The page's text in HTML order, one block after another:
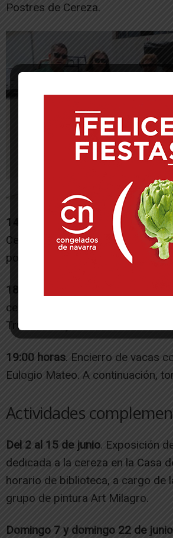
Postres de Cereza.
14:30 horas.Paellada popular en
Cereza”. Venta de tickets en el
por 5 euros.
18:30 a 22:30 horas
cereza y producto local de
Truck de Reyno Gourmet.
19:00 horas. Encierro de vacas
Eulogio Mateo. A continuación,
Actividades
Del 2 al 15 de junio. Exposición
dedicada a la cereza en la Casa
horario de biblioteca, a cargo de
grupo de pintura Art Milagro.
Domingo 7 y domingo 22 de junio